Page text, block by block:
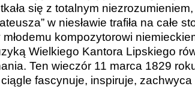
się z totalnym
w niesławie trafiła na całe
kompozytorowi
Wielkiego Kantora Lipskiego
Ten wieczór 11 marca 1829
fascynuje, inspiruje,